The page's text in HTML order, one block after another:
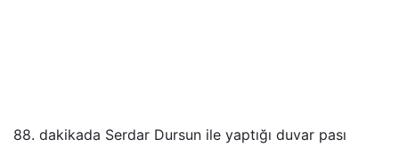
88. dakikada Serdar Dursun ile yaptığı duvar pası